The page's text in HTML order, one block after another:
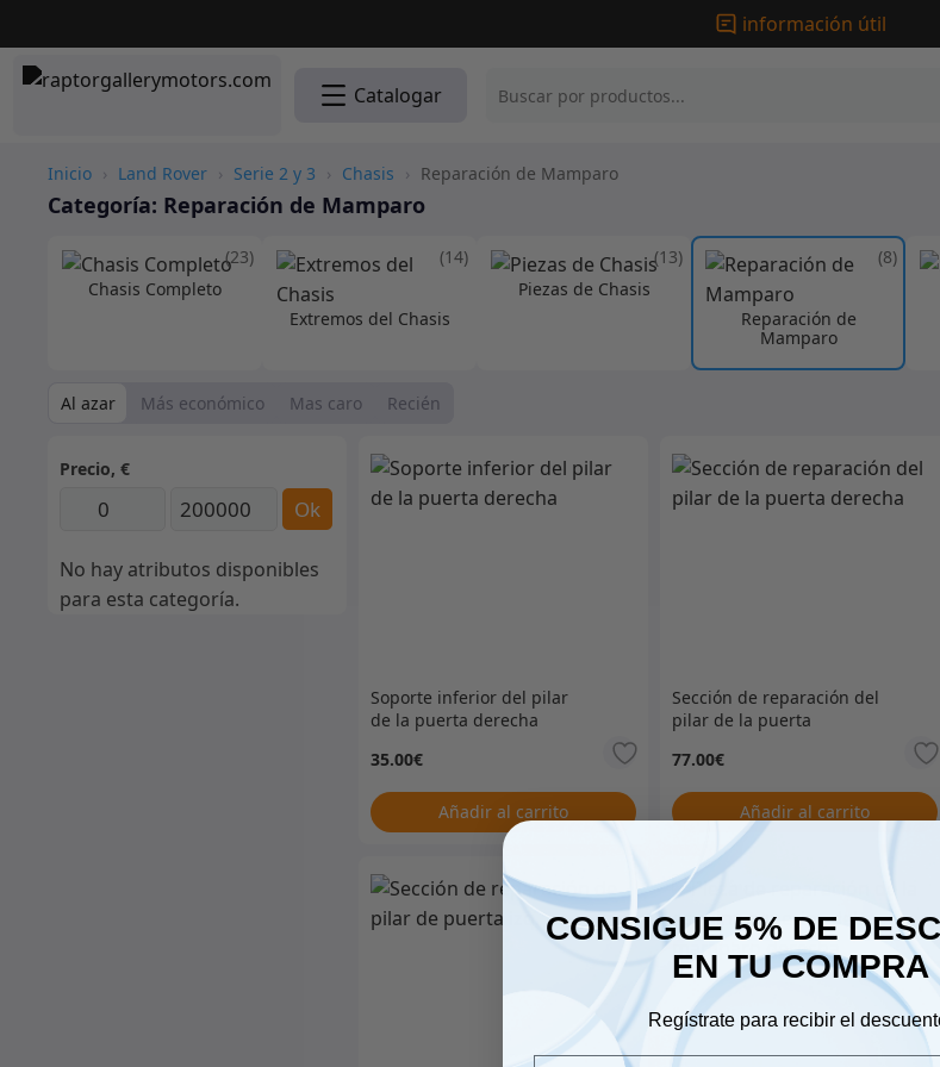
información útil
Catalogar
Inicio › Land Rover › Serie 2 y 3 › Chasis › Reparación de Mamparo
Categoría: Reparación de Mamparo
Chasis Completo
(23)
Extremos del Chasis
(14)
Piezas de Chasis
(13)
Reparación de
Mamparo
(8)
Al azar Más económico Mas caro Recién
Precio, €
Ok
No hay atributos disponibles
para esta categoría.
Soporte inferior del pilar
de la puerta derecha
35.00€
Añadir al carrito
Sección de reparación del
pilar de la puerta
77.00€
Añadir al carrito
CONSIGUE 5% DE
EN TU COMPRA
Regístrate para recibir el